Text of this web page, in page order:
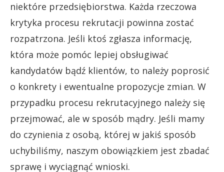
niektóre przedsiębiorstwa. Każda rzeczowa
krytyka procesu rekrutacji powinna zostać
rozpatrzona. Jeśli ktoś zgłasza informację,
która może pomóc lepiej obsługiwać
kandydatów bądź klientów, to należy poprosić
o konkrety i ewentualne propozycje zmian. W
przypadku procesu rekrutacyjnego należy się
przejmować, ale w sposób mądry. Jeśli mamy
do czynienia z osobą, której w jakiś sposób
uchybiliśmy, naszym obowiązkiem jest zbadać
sprawę i wyciągnąć wnioski.